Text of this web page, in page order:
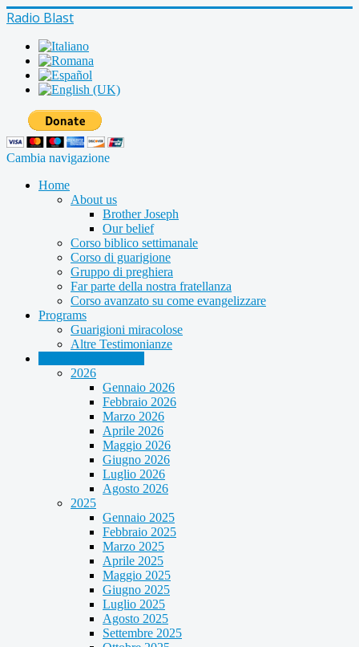
Radio Blast
Cambia navigazione
Home
About us
Brother Joseph
Our belief
Corso biblico settimanale
Corso di guarigione
Gruppo di preghiera
Far parte della nostra fratellanza
Corso avanzato su come evangelizzare
Programs
Guarigioni miracolose
Altre Testimonianze
2026
Gennaio 2026
Febbraio 2026
Marzo 2026
Aprile 2026
Maggio 2026
Giugno 2026
Luglio 2026
Agosto 2026
2025
Gennaio 2025
Febbraio 2025
Marzo 2025
Aprile 2025
Maggio 2025
Giugno 2025
Luglio 2025
Agosto 2025
Settembre 2025